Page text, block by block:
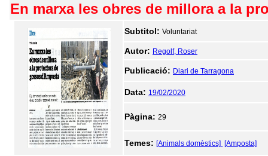
En marxa les obres de millora a la
Subtitol: Voluntariat
Autor: Regolf, Roser
Publicació: Diari de Tarragona
Data: 19/02/2020
Pàgina: 29
Temes: [Animals domèstics] [Amposta]